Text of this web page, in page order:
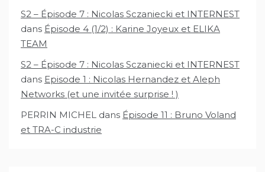
S2 – Épisode 7 : Nicolas Sczaniecki et INTERNEST
dans Épisode 4 (1/2) : Karine Joyeux et ELIKA
TEAM
S2 – Épisode 7 : Nicolas Sczaniecki et INTERNEST
dans Episode 1 : Nicolas Hernandez et Aleph
Networks (et une invitée surprise ! )
PERRIN MICHEL dans Épisode 11 : Bruno Voland
et TRA-C industrie